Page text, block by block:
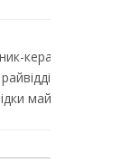
керамік,
майстрів